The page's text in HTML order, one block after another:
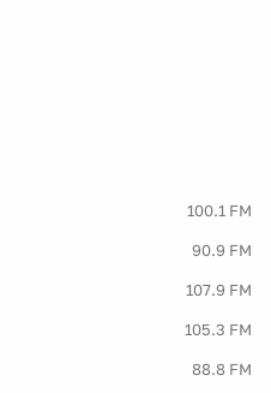
100.1 FM
90.9 FM
107.9 FM
105.3 FM
88.8 FM